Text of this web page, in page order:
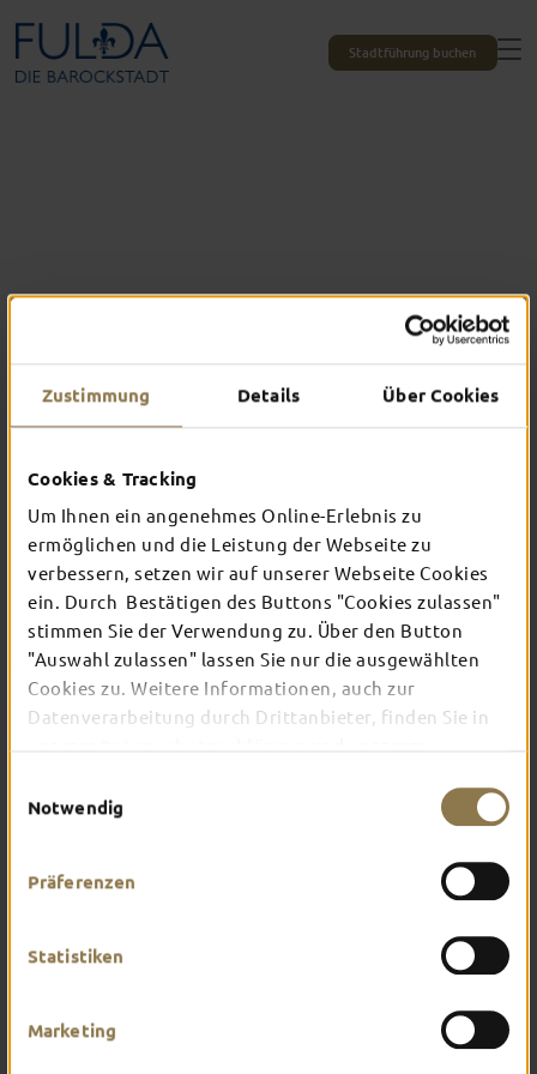
Zustimmung Details Über Cookies
Cookies & Tracking
Um Ihnen ein angenehmes Online-Erlebnis zu
ermöglichen und die Leistung der Webseite zu
verbessern, setzen wir auf unserer Webseite Cookies
ein. Durch Bestätigen des Buttons "Cookies zulassen"
stimmen Sie der Verwendung zu. Über den Button
"Auswahl zulassen" lassen Sie nur die ausgewählten
Cookies zu. Weitere Informationen, auch zur
Datenverarbeitung durch Drittanbieter, finden Sie in
Notwendig
Präferenzen
Statistiken
Marketing
Stadtführung buchen
TOP-EVENTS
In Fulda ist irgendwo immer etwas los: Ob
Konzert, Musical, Erlebnis-Stadtführung oder
Theater – entdecke hier aktuelle Veranstaltungen
und Highlights in und um Fulda.